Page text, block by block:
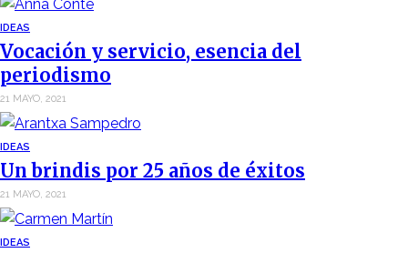
IDEAS
Vocación y servicio, esencia del
periodismo
21 MAYO, 2021
IDEAS
Un brindis por 25 años de éxitos
21 MAYO, 2021
IDEAS